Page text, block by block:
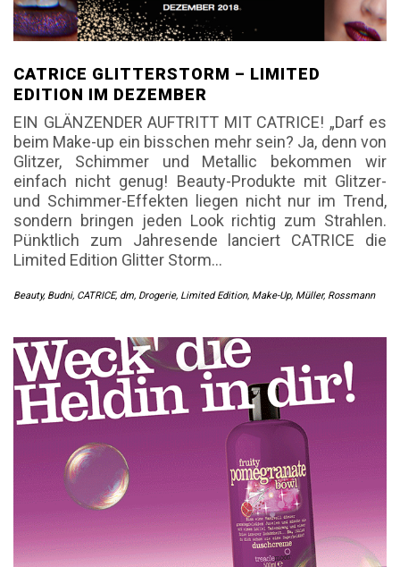
CATRICE GLITTERSTORM – LIMITED
EDITION IM DEZEMBER
EIN GLÄNZENDER AUFTRITT MIT CATRICE! „Darf es
beim Make-up ein bisschen mehr sein? Ja, denn von
Glitzer, Schimmer und Metallic bekommen wir
einfach nicht genug! Beauty-Produkte mit Glitzer-
und Schimmer-Effekten liegen nicht nur im Trend,
sondern bringen jeden Look richtig zum Strahlen.
Pünktlich zum Jahresende lanciert CATRICE die
Limited Edition Glitter Storm…
Beauty, Budni, CATRICE, dm, Drogerie, Limited Edition, Make-Up, Müller, Rossmann